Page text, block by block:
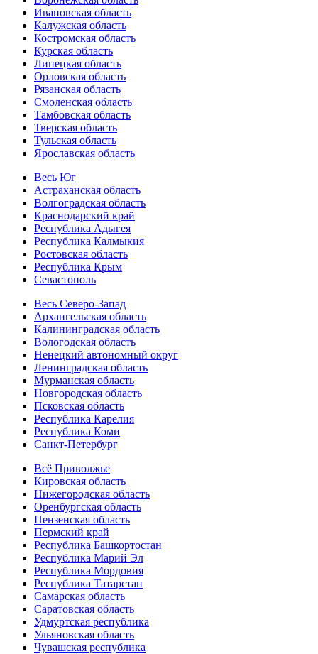
Ивановская область
Калужская область
Костромская область
Курская область
Липецкая область
Орловская область
Рязанская область
Смоленская область
Тамбовская область
Тверская область
Тульская область
Ярославская область
Весь Юг
Астраханская область
Волгоградская область
Краснодарский край
Республика Адыгея
Республика Калмыкия
Ростовская область
Республика Крым
Севастополь
Весь Северо-Запад
Архангельская область
Калининградская область
Вологодская область
Ненецкий автономный округ
Ленинградская область
Мурманская область
Новгородская область
Псковская область
Республика Карелия
Республика Коми
Санкт-Петербург
Всё Приволжье
Кировская область
Нижегородская область
Оренбургская область
Пензенская область
Пермский край
Республика Башкортостан
Республика Марий Эл
Республика Мордовия
Республика Татарстан
Самарская область
Саратовская область
Удмуртская республика
Ульяновская область
Чувашская республика